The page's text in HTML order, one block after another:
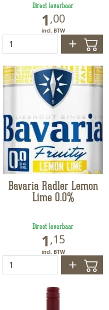
1 ,00
Direct leverbaar
Bavaria Radler Lemon
Lime 0.0%
1 ,15
Direct leverbaar